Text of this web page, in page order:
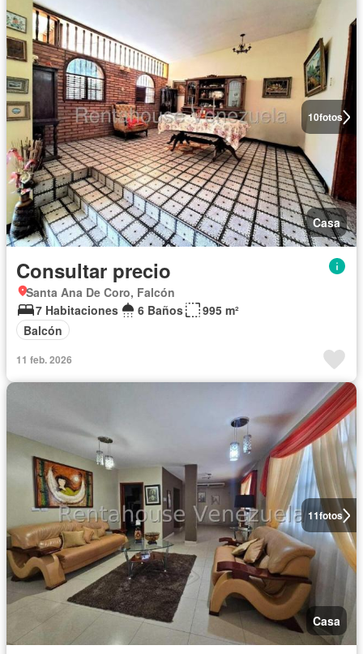
10fotos
Casa
Consultar precio
Santa Ana De Coro, Falcón
7 Habitaciones
6 Baños
995 m²
Balcón
11 feb. 2026
11fotos
Casa